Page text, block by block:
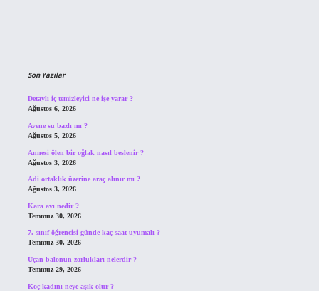
Son Yazılar
Detaylı iç temizleyici ne işe yarar ?
Ağustos 6, 2026
Avene su bazlı mı ?
Ağustos 5, 2026
Annesi ölen bir oğlak nasıl beslenir ?
Ağustos 3, 2026
Adi ortaklık üzerine araç alınır mı ?
Ağustos 3, 2026
Kara avı nedir ?
Temmuz 30, 2026
7. sınıf öğrencisi günde kaç saat uyumalı ?
Temmuz 30, 2026
Uçan balonun zorlukları nelerdir ?
Temmuz 29, 2026
Koç kadını neye aşık olur ?